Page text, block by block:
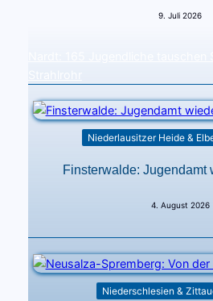
9. Juli 2026
Niederlausitzer Heide &
Finsterwalde: Jugendamt
4. August 2026
Niederschlesien &